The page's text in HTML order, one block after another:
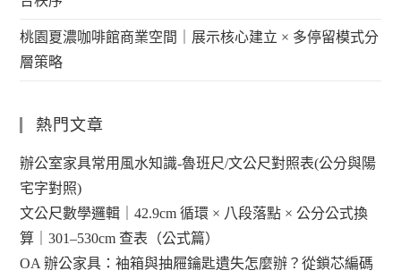
桃園夏濃咖啡館商業空間｜展示核心建立 × 多停留模式分
層策略
熱門文章
辦公室家具常用風水知識-魯班尺/文公尺對照表(公分與陽
宅字對照)
文公尺數學邏輯｜42.9cm 循環 × 八段落點 × 公分公式換
算｜301–530cm 查表（公式篇）
OA 辦公家具：袖箱與抽屜鑰匙遺失怎麼辦？從鎖芯編碼